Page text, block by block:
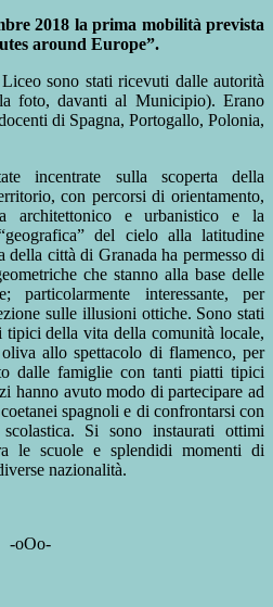
2018 la prima mobilità prevista
around Europe”.
sono stati ricevuti dalle autorità
foto, davanti al Municipio). Erano
di Spagna, Portogallo, Polonia,
incentrate sulla scoperta della
con percorsi di orientamento,
architettonico e urbanistico e la
del cielo alla latitudine
città di Granada ha permesso di
che stanno alla base delle
particolarmente interessante, per
sulle illusioni ottiche. Sono stati
tipici della vita della comunità locale,
allo spettacolo di flamenco, per
dalle famiglie con tanti piatti tipici
hanno avuto modo di partecipare ad
spagnoli e di confrontarsi con
Si sono instaurati ottimi
le scuole e splendidi momenti di
nazionalità.
-oOo-